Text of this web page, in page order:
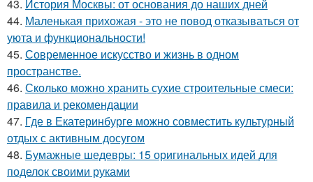
43. История Москвы: от основания до наших дней
44. Маленькая прихожая - это не повод отказываться от
уюта и функциональности!
45. Современное искусство и жизнь в одном
пространстве.
46. Сколько можно хранить сухие строительные смеси:
правила и рекомендации
47. Где в Екатеринбурге можно совместить культурный
отдых с активным досугом
48. Бумажные шедевры: 15 оригинальных идей для
поделок своими руками